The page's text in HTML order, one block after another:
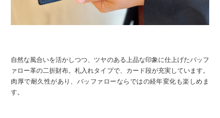
自然な風合いを活かしつつ、ツヤのある上品な印象に仕上げたバッフ
ァロー革の二折財布。札入れタイプで、カード段が充実しています。
肉厚で耐久性があり、バッファローならではの経年変化も楽しめま
す。